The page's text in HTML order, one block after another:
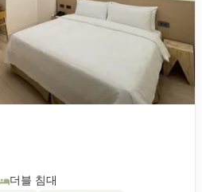
더블 침대